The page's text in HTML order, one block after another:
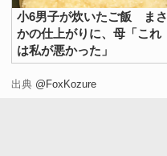
小6男子が炊いたご飯 まさ
かの仕上がりに、母「これ
は私が悪かった」
出典 @FoxKozure